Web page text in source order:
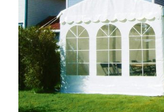
DETALJER